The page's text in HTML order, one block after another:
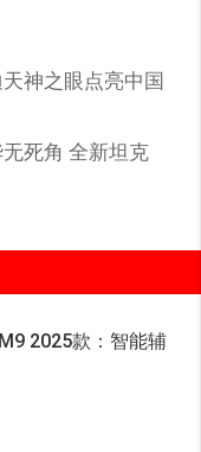
神之眼点亮中国
死角 全新坦克
2025款：智能辅